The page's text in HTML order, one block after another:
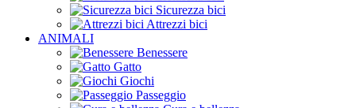
Sicurezza bici
Attrezzi bici
ANIMALI
Benessere
Gatto
Giochi
Passeggio